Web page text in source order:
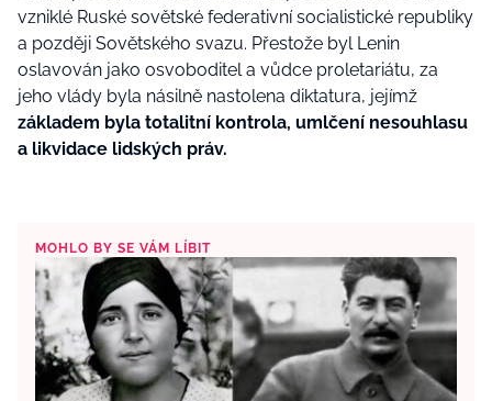
vzniklé Ruské sovětské federativní socialistické republiky
a později Sovětského svazu. Přestože byl Lenin
oslavován jako osvoboditel a vůdce proletariátu, za
jeho vlády byla násilně nastolena diktatura, jejímž
základem byla totalitní kontrola, umlčení nesouhlasu
a likvidace lidských práv.
MOHLO BY SE VÁM LÍBIT